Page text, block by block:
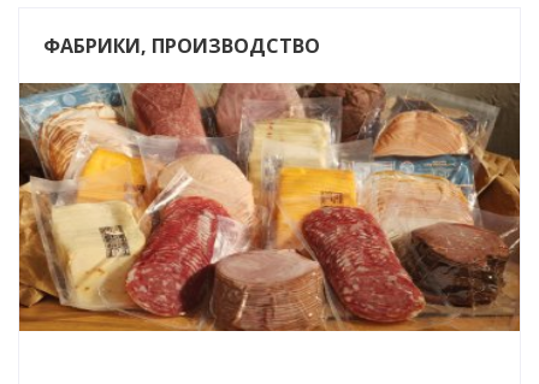
ФАБРИКИ, ПРОИЗВОДСТВО